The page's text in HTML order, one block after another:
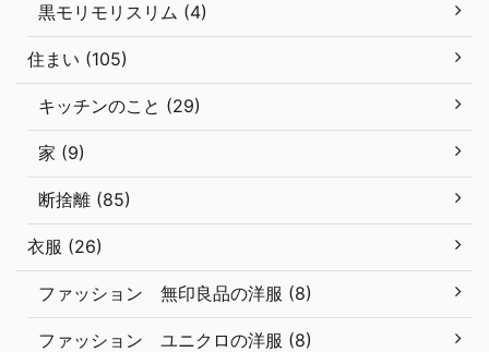
黒モリモリスリム (4)
住まい (105)
キッチンのこと (29)
家 (9)
断捨離 (85)
衣服 (26)
ファッション 無印良品の洋服 (8)
ファッション ユニクロの洋服 (8)